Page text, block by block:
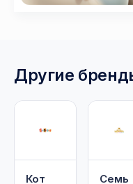
Другие
Кот
Семь